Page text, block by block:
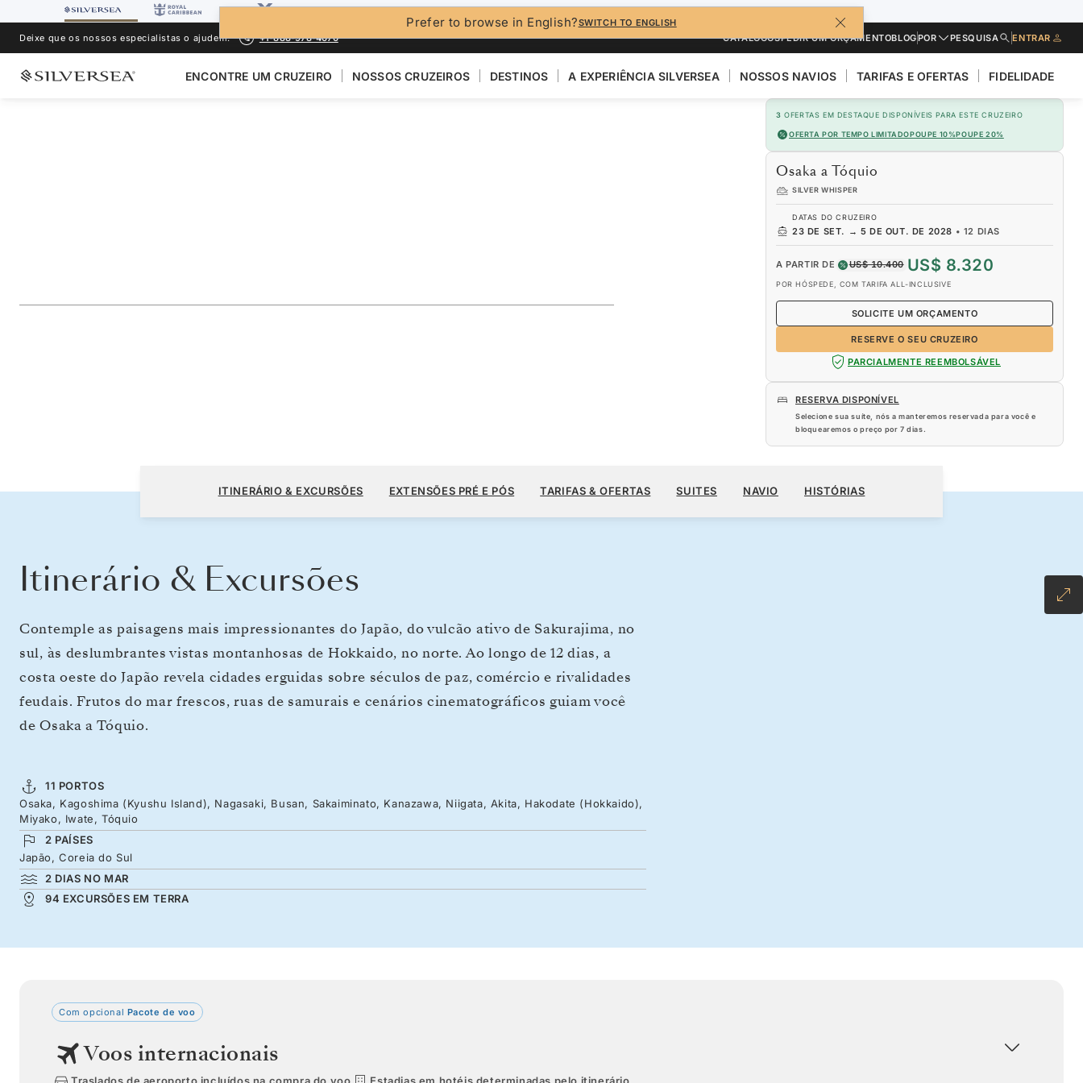
Prefer to browse in English?SWITCH TO ENGLISH
Deixe que os nossos especialistas o ajudem.
+1-888-978-4070 CATÁLOGOSPEDIR UM ORÇAMENTOBLOGPOR PESQUISA ENTRAR
ENCONTRE UM CRUZEIRO NOSSOS CRUZEIROS DESTINOS A EXPERIÊNCIA SILVERSEA NOSSOS NAVIOS TARIFAS E OFERTAS FIDELIDADE
3 OFERTAS EM DESTAQUE DISPONÍVEIS PARA ESTE CRUZEIRO
OFERTA POR TEMPO LIMITADOPOUPE 10%POUPE 20%
Osaka a Tóquio
SILVER WHISPER
DATAS DO CRUZEIRO
23 DE SET. → 5 DE OUT. DE 2028 • 12 DIAS
A PARTIR DE US$ 10.400 US$ 8.320
POR HÓSPEDE, COM TARIFA ALL-INCLUSIVE
RESERVE O SEU CRUZEIRO
SOLICITE UM ORÇAMENTO
PARCIALMENTE REEMBOLSÁVEL
RESERVA DISPONÍVEL
Selecione sua suíte, nós a manteremos reservada para você e
bloquearemos o preço por 7 dias.
Osaka a Tóquio
12 DIAS
POR HÓSPEDE, COM TARIFA ALL-INCLUSIVE
RESERVE O SEU CRUZEIRO
ITINERÁRIO & EXCURSÕES EXTENSÕES PRÉ E PÓS TARIFAS & OFERTAS SUITES NAVIO HISTÓRIAS
Itinerário & Excursões
Contemple as paisagens mais impressionantes do Japão, do vulcão ativo de Sakurajima, no
sul, às deslumbrantes vistas montanhosas de Hokkaido, no norte. Ao longo de 12 dias, a
costa oeste do Japão revela cidades erguidas sobre séculos de paz, comércio e rivalidades
feudais. Frutos do mar frescos, ruas de samurais e cenários cinematográficos guiam você
de Osaka a Tóquio.
11 PORTOS
Osaka, Kagoshima (Kyushu Island), Nagasaki, Busan, Sakaiminato, Kanazawa, Niigata, Akita, Hakodate (Hokkaido),
Miyako, Iwate, Tóquio
2 PAÍSES
Japão, Coreia do Sul
2 DIAS NO MAR
94 EXCURSÕES EM TERRA
Com opcional Pacote de voo
Voos internacionais